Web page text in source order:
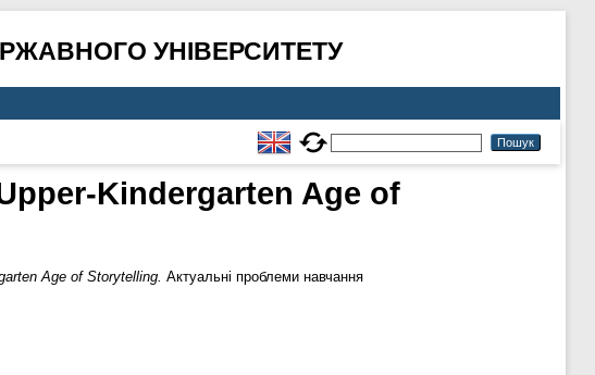
УНІВЕРСИТЕТУ
Kindergarten Age of
Age of Storytelling. Актуальні проблеми навчання